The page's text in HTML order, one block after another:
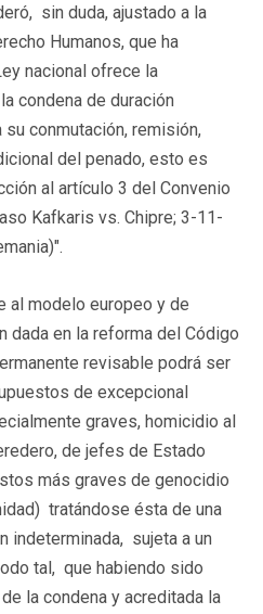
sin duda, ajustado a la
Humanos, que ha
nacional ofrece la
condena de duración
conmutación, remisión,
del penado, esto es
al artículo 3 del Convenio
Kafkaris vs. Chipre; 3-11-
al modelo europeo y de
dada en la reforma del Código
revisable podrá ser
de excepcional
graves, homicidio al
de jefes de Estado
más graves de genocidio
tratándose ésta de una
indeterminada, sujeta a un
tal, que habiendo sido
la condena y acreditada la